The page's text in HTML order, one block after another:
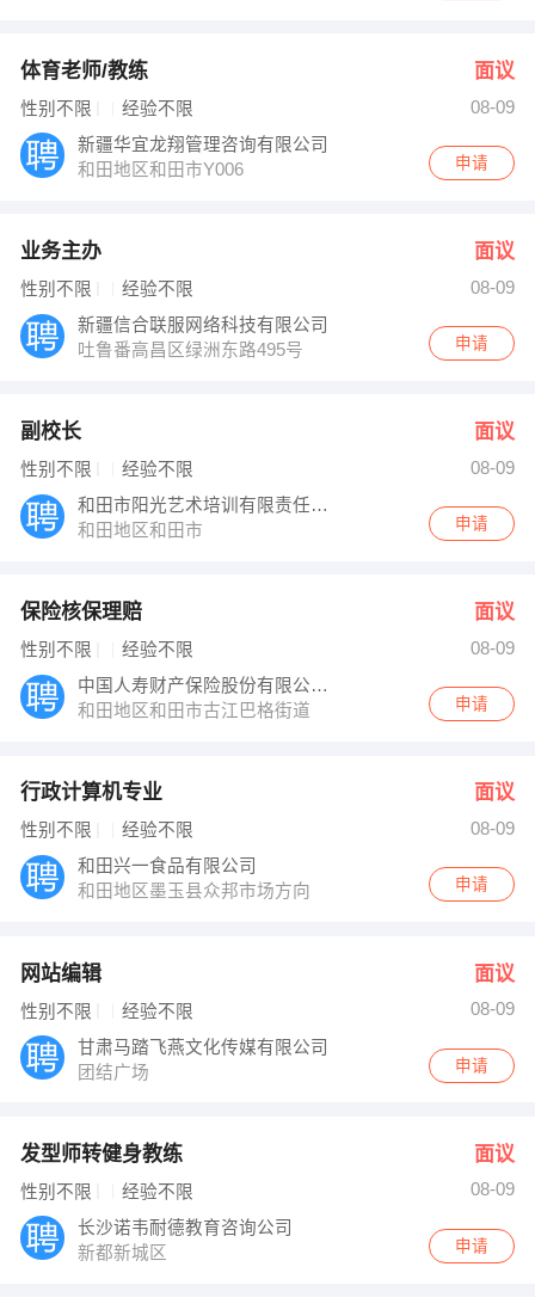
体育老师/教练 面议
性别不限 经验不限
08-09
新疆华宜龙翔管理咨询有限公司
和田地区和田市Y006
申请
业务主办 面议
性别不限 经验不限
08-09
新疆信合联服网络科技有限公司
吐鲁番高昌区绿洲东路495号
申请
副校长 面议
性别不限 经验不限
08-09
和田市阳光艺术培训有限责任公司
和田地区和田市
申请
保险核保理赔 面议
性别不限 经验不限
08-09
中国人寿财产保险股份有限公司和田地
和田地区和田市古江巴格街道
申请
行政计算机专业 面议
性别不限 经验不限
08-09
和田兴一食品有限公司
和田地区墨玉县众邦市场方向
申请
网站编辑 面议
性别不限 经验不限
08-09
甘肃马踏飞燕文化传媒有限公司
团结广场
申请
发型师转健身教练 面议
性别不限 经验不限
08-09
长沙诺韦耐德教育咨询公司
新都新城区
申请